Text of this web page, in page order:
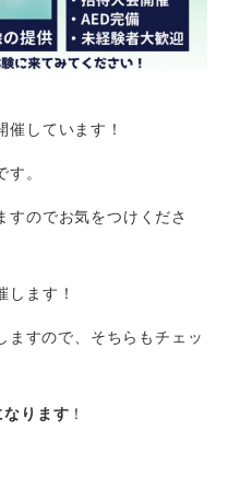
しています！
。
すのでお気をつけくださ
します！
すので、そちらもチェッ
ります ！